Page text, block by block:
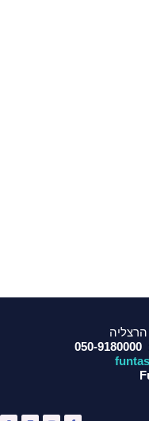
הרצליה
050-9180000
c
u
s
a